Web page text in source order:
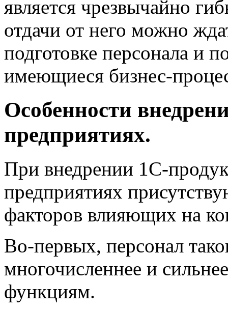
является чрезвычайно
отдачи от него можно
подготовке персонала и
имеющиеся бизнес-
Особенности
предприятиях.
При внедрении 1C-
предприятиях
факторов влияющих на
Во-первых, персонал
многочисленнее и
функциям.